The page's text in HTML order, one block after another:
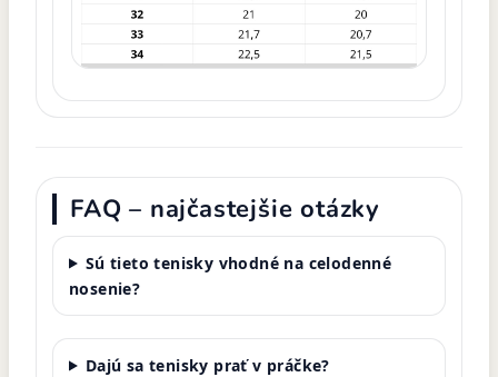
FAQ – najčastejšie otázky
Sú tieto tenisky vhodné na celodenné
nosenie?
Dajú sa tenisky prať v práčke?